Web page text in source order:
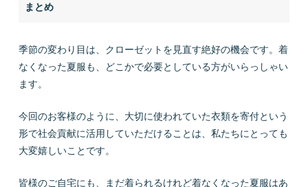
まとめ
季節の変わり目は、クローゼットを見直す絶好の機会です。着
なくなった夏服も、どこかで必要としている方がいらっしゃい
ます。
今回のお客様のように、大切に使われていた衣類を寄付という
形で社会貢献に活用していただけることは、私たちにとっても
大変嬉しいことです。
皆様のご自宅にも、まだ着られるけれど着なくなった夏服はあ